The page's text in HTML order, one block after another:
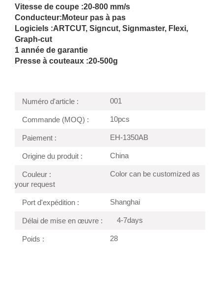
Vitesse de coupe :20-800 mm/s
Conducteur: Moteur pas à pas
Logiciels :ARTCUT, Signcut, Signmaster, Flexi,
Graph-cut
1 année de garantie
Presse à couteaux :20-500g
Numéro d'article : 001
Commande (MOQ) : 10pcs
Paiement : EH-1350AB
Origine du produit : China
Couleur :
Color can be customized as
your request
Port d'expédition : Shanghai
Délai de mise en œuvre : 4-7days
Poids : 28